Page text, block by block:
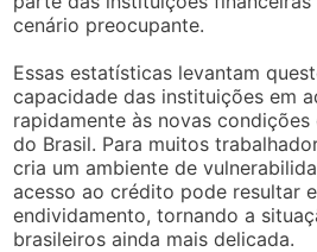
cenário preocupante.
Essas estatísticas levantam
capacidade das instituições em
rapidamente às novas
do Brasil. Para muitos
cria um ambiente de
acesso ao crédito pode resultar
endividamento, tornando a
brasileiros ainda mais delicada.